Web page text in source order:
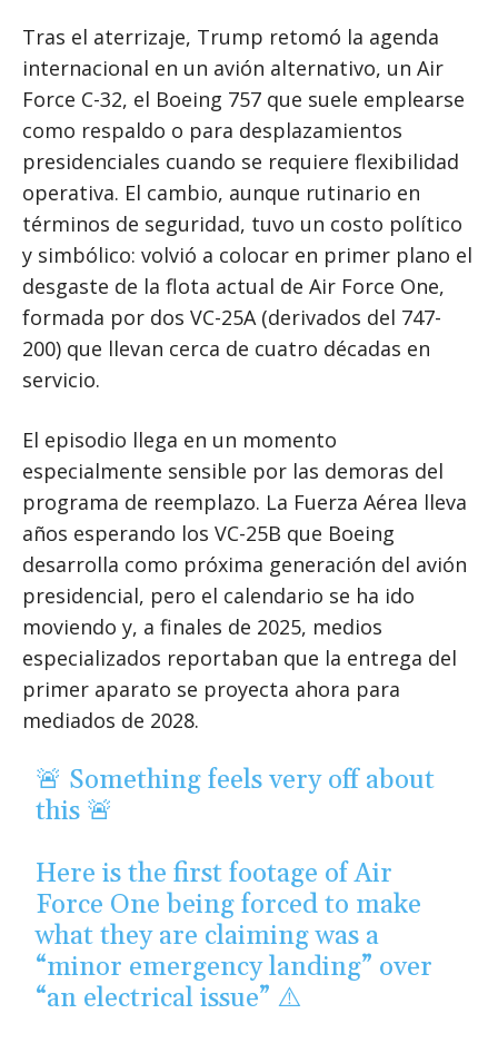
Tras el aterrizaje, Trump retomó la agenda
internacional en un avión alternativo, un Air
Force C-32, el Boeing 757 que suele emplearse
como respaldo o para desplazamientos
presidenciales cuando se requiere flexibilidad
operativa. El cambio, aunque rutinario en
términos de seguridad, tuvo un costo político
y simbólico: volvió a colocar en primer plano el
desgaste de la flota actual de Air Force One,
formada por dos VC-25A (derivados del 747-
200) que llevan cerca de cuatro décadas en
servicio.
El episodio llega en un momento
especialmente sensible por las demoras del
programa de reemplazo. La Fuerza Aérea lleva
años esperando los VC-25B que Boeing
desarrolla como próxima generación del avión
presidencial, pero el calendario se ha ido
moviendo y, a finales de 2025, medios
especializados reportaban que la entrega del
primer aparato se proyecta ahora para
mediados de 2028.
🚨 Something feels very off about
this 🚨
Here is the first footage of Air
Force One being forced to make
what they are claiming was a
“minor emergency landing” over
“an electrical issue” ⚠️